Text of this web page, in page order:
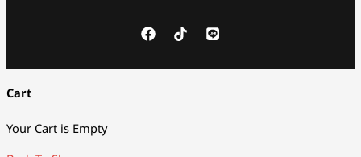
Cart
Your Cart is Empty